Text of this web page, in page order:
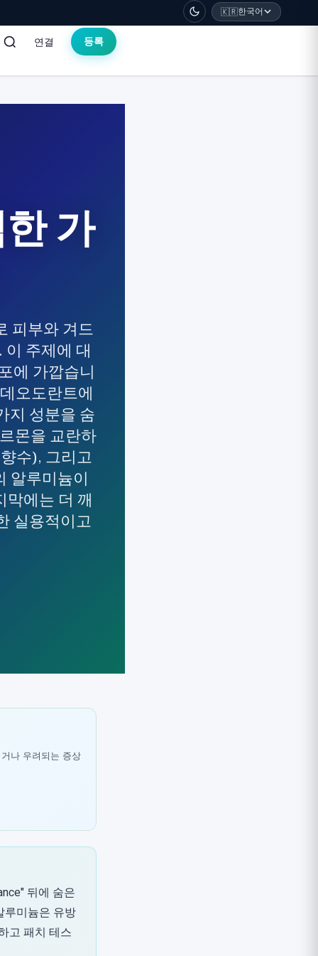
🇰🇷한국어
연결 등록
가
피부와 겨드
주제에 대
에 가깝습니
오도란트에
지 성분을 숨
몬을 교란하
수), 그리고
알루미늄이
에는 더 깨
실용적이고
나 우려되는 증상
뒤에 숨은
루미늄은 유방
고 패치 테스